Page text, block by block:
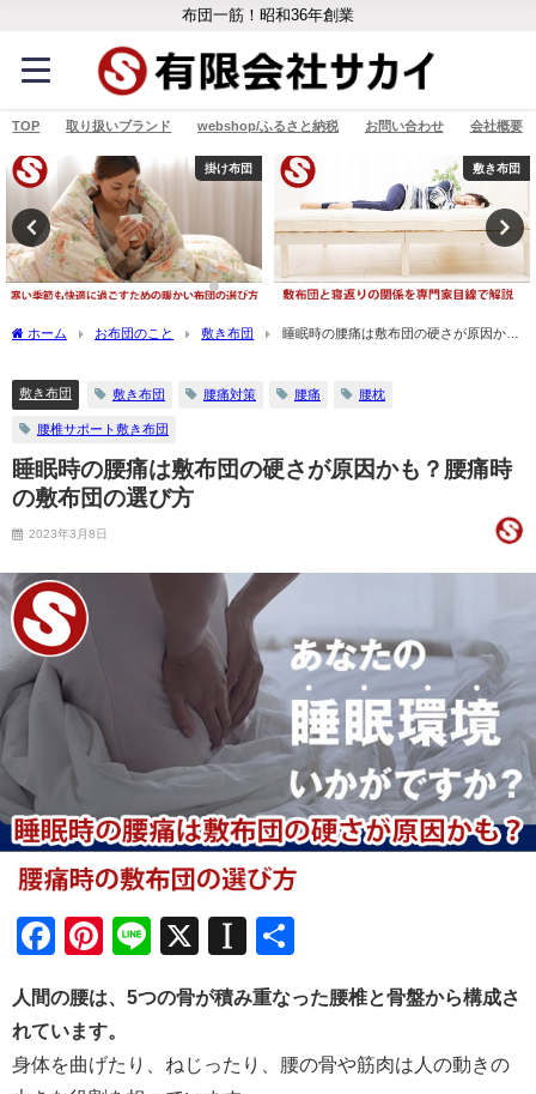
布団一筋！昭和36年創業
TOP 取り扱いブランド webshop/ふるさと納税 お問い合わせ 会社概要
掛け布団 敷き布団
ホーム お布団のこと 敷き布団
睡眠時の腰痛は敷布団の硬さが原因か
敷き布団 敷き布団 腰痛対策 腰痛 腰枕
腰椎サポート敷き布団
睡眠時の腰痛は敷布団の硬さが原因かも？腰痛時
の敷布団の選び方
2023年3月8日
Facebook
Pinterest
Line
X Instapaper
人間の腰は、5つの骨が積み重なった腰椎と骨盤から構成さ
れています。
身体を曲げたり、ねじったり、腰の骨や筋肉は人の動きの